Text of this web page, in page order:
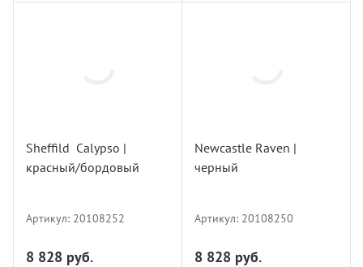
Sheffild Calypso |
красный/бордовый
Артикул: 20108252
8 828 руб.
Наличие: предзаказ
Newcastle Raven |
черный
Артикул: 20108250
8 828 руб.
Наличие: предзаказ